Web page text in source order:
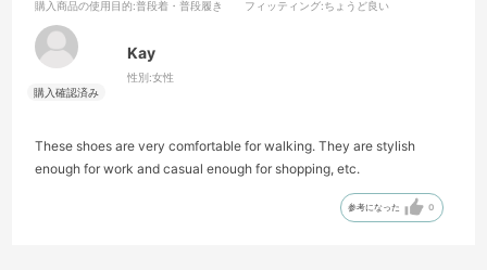
購入商品の使用目的:普段着・普段履き フィッティング:ちょうど良い
Kay
性別:女性
These shoes are very comfortable for walking. They are stylish
enough for work and casual enough for shopping, etc.
参考になった 0